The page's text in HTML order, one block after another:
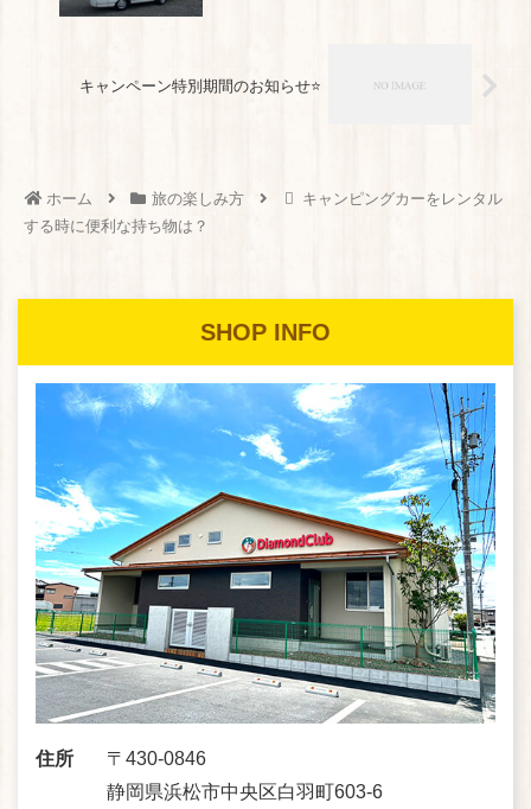
キャンペーン特別期間のお知らせ⭐️
ホーム 旅の楽しみ方
キャンピングカーをレンタル
する時に便利な持ち物は？
SHOP INFO
住所
〒430-0846
静岡県浜松市中央区白羽町603-6